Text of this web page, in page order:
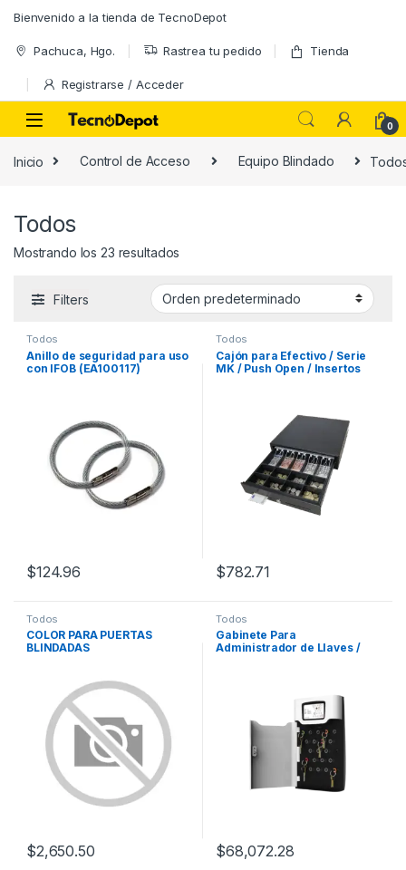
Bienvenido a la tienda de TecnoDepot
Pachuca, Hgo. Rastrea tu pedido Tienda
Registrarse / Acceder
0
Inicio Control de Acceso Equipo Blindado
Todos
Mostrando los 23 resultados
Filters
Todos
Anillo de seguridad para uso
con IFOB (EA100117)
$124.96
Todos
Cajón para Efectivo / Serie
MK / Push Open / Insertos
$782.71
Todos
COLOR PARA PUERTAS
BLINDADAS
$2,650.50
Todos
Gabinete Para
Administrador de Llaves /
$68,072.28